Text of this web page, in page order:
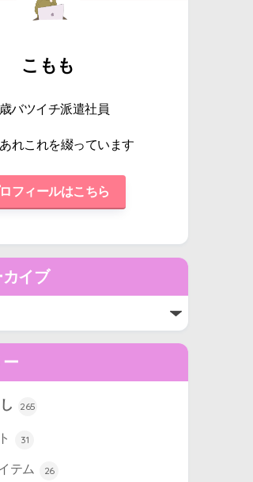
こもも
バツイチ派遣社員
れこれを綴っています
フィールはこちら
カイブ
ー
265
31
テム 26